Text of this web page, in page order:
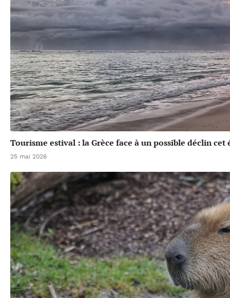
Tourisme estival : la Grèce face à un possible déclin cet
25 mai 2026